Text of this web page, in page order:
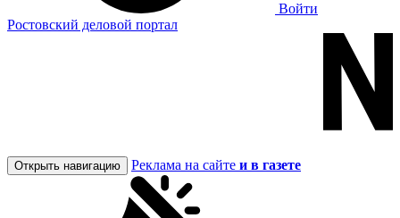
Войти
Ростовский деловой портал
Открыть навигацию Реклама на сайте и в газете